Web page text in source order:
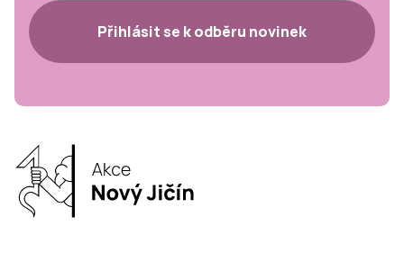
Přihlásit se k odběru novinek